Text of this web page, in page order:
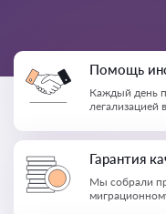
Помощь
Каждый день
легализацией
Гарантия
Мы собрали